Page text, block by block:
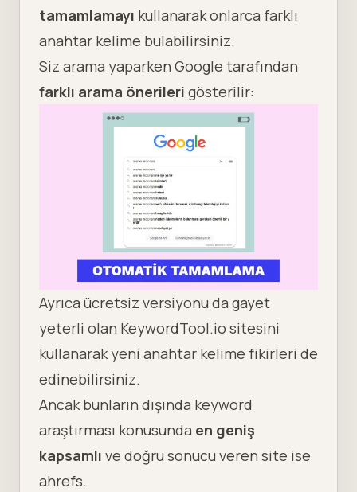
tamamlamayı kullanarak onlarca farklı
anahtar kelime bulabilirsiniz.
Siz arama yaparken Google tarafından
farklı arama önerileri gösterilir:
Ayrıca ücretsiz versiyonu da gayet
yeterli olan KeywordTool.io sitesini
kullanarak yeni anahtar kelime fikirleri de
edinebilirsiniz.
Ancak bunların dışında keyword
araştırması konusunda en geniş
kapsamlı ve doğru sonucu veren site ise
ahrefs.